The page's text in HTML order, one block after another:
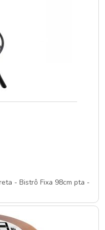
- Bistrô Fixa 98cm pta -